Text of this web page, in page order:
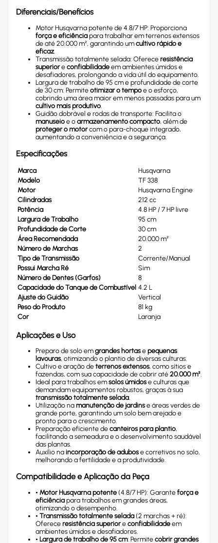
Diferenciais/Benefícios
Motor Husqvarna potente de 4.8/7 HP: Proporciona
força e eficiênciapara trabalhar em terrenos extensos
de até 20.000 m², garantindo umcultivo rápido e
eficaz.
Transmissão totalmente selada: Ofereceresistência
superioreconfiabilidadeem ambientes úmidos e
desafiadores, prolongando a vida útil do equipamento.
Largura de trabalho de 95 cm e profundidade de corte
de 30 cm: Permiteotimizar o tempoe o esforço,
cobrindo uma área maior em menos passadas para um
cultivo mais produtivo.
Guidão dobrável e rodas de transporte: Facilita o
manuseioe oarmazenamento compacto, além de
proteger o motorcom o para-choque integrado,
aumentando a conveniência e a segurança.
Especificações
Marca
Husqvarna
Modelo
TF 338
Motor
Husqvarna Engine
Cilindradas
212 cc
Potência
4.8 HP / 7 HP livre
Largura de Trabalho
95 cm
Profundidade de Corte
30 cm
Área Recomendada
20.000 m²
Número de Marchas
2
Tipo de Transmissão
Corrente/Manual
Possui Marcha Ré
Sim
Número de Dentes (Garfos)
8
Capacidade do Tanque de Combustível 4.2 L
Ajuste do Guidão
Vertical
Peso do Produto
81 kg
Cor
Laranja
Aplicações e Uso
Preparo de solo emgrandes hortasepequenas
lavouras, otimizando o plantio de diversas culturas.
Cultivo e aração deterrenos extensos, como sítios e
fazendas, com sua capacidade de cobrir até20.000 m².
Ideal para trabalhos emsolos úmidose culturas que
demandam equipamentos robustos, graças à sua
transmissão totalmente selada.
Utilização namanutenção de jardinse áreas verdes de
grande porte, garantindo um solo bem arejado e
pronto para o crescimento.
Preparação eficiente decanteiros para plantio,
facilitando a semeadura e o desenvolvimento saudável
das plantas.
Auxílio naincorporação de adubose corretivos no solo,
melhorando a fertilidade e a produtividade.
Compatibilidade e Aplicação da Peça
• Motor Husqvarna potente(4.8/7 HP): Garanteforça e
eficiênciapara trabalhos em grandes áreas,
otimizando o desempenho.
• Transmissão totalmente selada(2 marchas + ré):
Ofereceresistência superioreconfiabilidadeem
ambientes úmidos e desafiadores.
• Largura de trabalho de 95 cm: Permitecobrir grandes